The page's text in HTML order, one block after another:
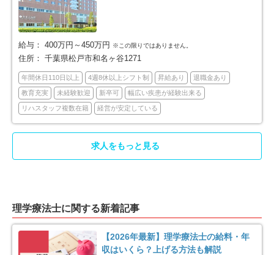
印西市 23
山武市 15 いすみ市 14
印旛郡酒々井町 印旛郡栄町
長生郡一宮町 1 長生郡睦沢町 2
長生郡長生村 3 長生郡白子町 2
給与： 400万円～450万円 ※この限りではありません。
住所： 千葉県松戸市和名ヶ谷1271
年間休日110日以上 4週8休以上シフト制 昇給あり 退職金あり
教育充実 未経験歓迎 新卒可 幅広い疾患が経験出来る
リハスタッフ複数在籍 経営が安定している
求人をもっと見る
理学療法士に関する新着記事
【2026年最新】理学療法士の給料・年
収はいくら？上げる方法も解説